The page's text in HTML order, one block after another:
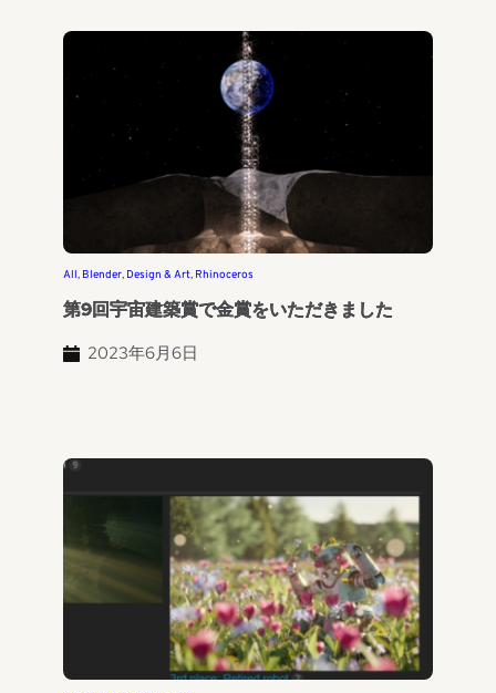
All, Blender, Design & Art, Rhinoceros
第9回宇宙建築賞で金賞をいただきました
2023年6月6日